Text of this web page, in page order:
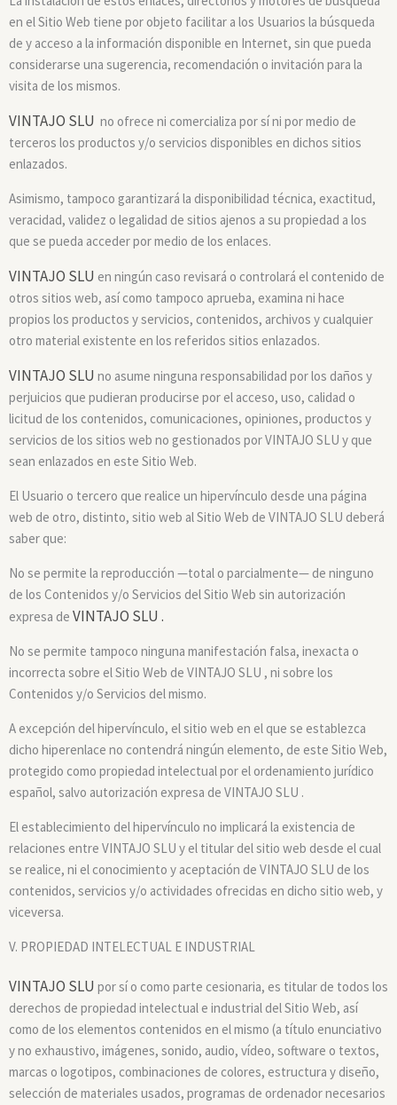
en el Sitio Web tiene por objeto facilitar a los Usuarios la búsqueda
de y acceso a la información disponible en Internet, sin que pueda
considerarse una sugerencia, recomendación o invitación para la
visita de los mismos.
VINTAJO SLU no ofrece ni comercializa por sí ni por medio de
terceros los productos y/o servicios disponibles en dichos sitios
enlazados.
Asimismo, tampoco garantizará la disponibilidad técnica, exactitud,
veracidad, validez o legalidad de sitios ajenos a su propiedad a los
que se pueda acceder por medio de los enlaces.
VINTAJO SLU en ningún caso revisará o controlará el contenido de
otros sitios web, así como tampoco aprueba, examina ni hace
propios los productos y servicios, contenidos, archivos y cualquier
otro material existente en los referidos sitios enlazados.
VINTAJO SLU no asume ninguna responsabilidad por los daños y
perjuicios que pudieran producirse por el acceso, uso, calidad o
licitud de los contenidos, comunicaciones, opiniones, productos y
servicios de los sitios web no gestionados por VINTAJO SLU y que
sean enlazados en este Sitio Web.
El Usuario o tercero que realice un hipervínculo desde una página
web de otro, distinto, sitio web al Sitio Web de VINTAJO SLU deberá
saber que:
No se permite la reproducción —total o parcialmente— de ninguno
de los Contenidos y/o Servicios del Sitio Web sin autorización
expresa de VINTAJO SLU .
No se permite tampoco ninguna manifestación falsa, inexacta o
incorrecta sobre el Sitio Web de VINTAJO SLU , ni sobre los
Contenidos y/o Servicios del mismo.
A excepción del hipervínculo, el sitio web en el que se establezca
dicho hiperenlace no contendrá ningún elemento, de este Sitio Web,
protegido como propiedad intelectual por el ordenamiento jurídico
español, salvo autorización expresa de VINTAJO SLU .
El establecimiento del hipervínculo no implicará la existencia de
relaciones entre VINTAJO SLU y el titular del sitio web desde el cual
se realice, ni el conocimiento y aceptación de VINTAJO SLU de los
contenidos, servicios y/o actividades ofrecidas en dicho sitio web, y
viceversa.
V. PROPIEDAD INTELECTUAL E INDUSTRIAL
VINTAJO SLU por sí o como parte cesionaria, es titular de todos los
derechos de propiedad intelectual e industrial del Sitio Web, así
como de los elementos contenidos en el mismo (a título enunciativo
y no exhaustivo, imágenes, sonido, audio, vídeo, software o textos,
marcas o logotipos, combinaciones de colores, estructura y diseño,
selección de materiales usados, programas de ordenador necesarios